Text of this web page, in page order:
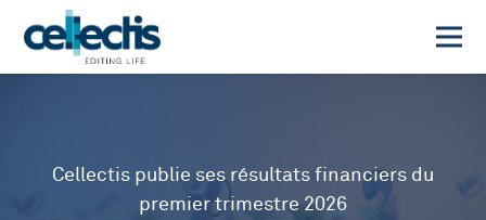
Cellectis publie ses résultats financiers du
premier trimestre 2026